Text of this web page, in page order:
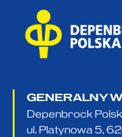
GENERALNY
Depenbrock
ul. Platynowa 5,